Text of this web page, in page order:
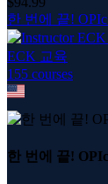
한 번에 끝!
ECK 교육
155 courses
한 번에 끝!